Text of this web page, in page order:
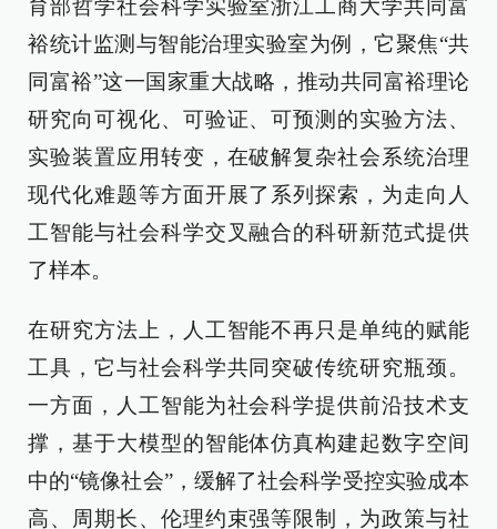
育部哲学社会科学实验室浙江工商大学共同富
裕统计监测与智能治理实验室为例，它聚焦“共
同富裕”这一国家重大战略，推动共同富裕理论
研究向可视化、可验证、可预测的实验方法、
实验装置应用转变，在破解复杂社会系统治理
现代化难题等方面开展了系列探索，为走向人
工智能与社会科学交叉融合的科研新范式提供
了样本。
在研究方法上，人工智能不再只是单纯的赋能
工具，它与社会科学共同突破传统研究瓶颈。
一方面，人工智能为社会科学提供前沿技术支
撑，基于大模型的智能体仿真构建起数字空间
中的“镜像社会”，缓解了社会科学受控实验成本
高、周期长、伦理约束强等限制，为政策与社